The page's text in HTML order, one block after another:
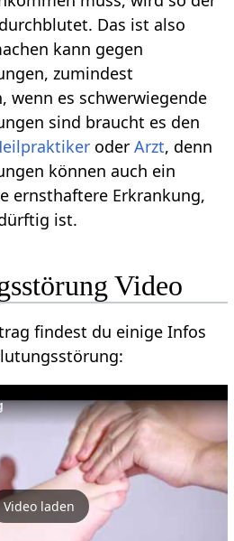
Das ist also
kann gegen
zumindest
wenn es schwerwiegende
sind braucht es den
oderArzt, denn
können auch ein
ernsthaftere Erkrankung,
ist.
Video
findest du einige Infos
Video laden